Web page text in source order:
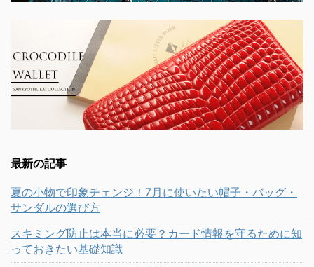
最新の記事
夏の小物で印象チェンジ！7月に使いたい帽子・バッグ・
サンダルの選び方
スキミング防止は本当に必要？カード情報を守るために知
っておきたい基礎知識